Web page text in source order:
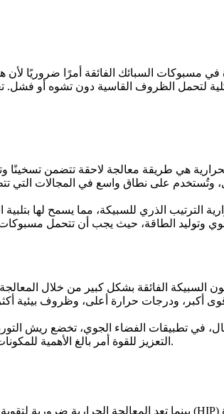
في مسبوكات السبائك الفائقة أمرًا ضروريًا
لتحمل الظروف القاسية دون تشوه أو فشل.
هي طريقة معالجة لاحقة تتضمن تسخينًا
وتُستخدم على نطاق واسع في المجالات التي
الترتيب الذري للسبيكة، مما يسمح لها
وتوليد الطاقة، حيث يجب أن تتحمل مسبوكات
السبيكة الفائقة بشكل كبير من خلال
أكبر، ودرجات حرارة أعلى، وظروف بيئية
في تطبيقات الفضاء الجوي، تخضع ريش
التعزيز للقوة أمر بالغ الأهمية للمكونات المعرضة للأحمال الحرارية والميكانيكية، مما يضمن قدرتها على الأداء بشكل موثوق، والحفاظ على أبعادها، وتقليل التآكل مع مرور الوقت.
بينما تعد المعالجة الحرارية ضرورية الكبس المتساوي الساخن (HIP)